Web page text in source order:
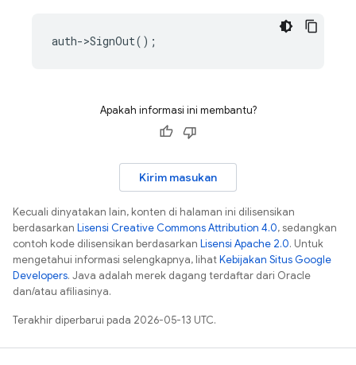
auth->SignOut();
Apakah informasi ini membantu?
Kirim masukan
Kecuali dinyatakan lain, konten di halaman ini dilisensikan
berdasarkan Lisensi Creative Commons Attribution 4.0, sedangkan
contoh kode dilisensikan berdasarkan Lisensi Apache 2.0. Untuk
mengetahui informasi selengkapnya, lihatKebijakan Situs Google
Developers. Java adalah merek dagang terdaftar dari Oracle
dan/atau afiliasinya.
Terakhir diperbarui pada 2026-05-13 UTC.